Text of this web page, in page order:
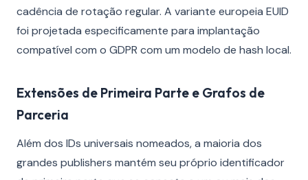
cadência de rotação regular. A variante europeia EUID
foi projetada especificamente para implantação
compatível com o GDPR com um modelo de hash local.
Extensões de Primeira Parte e Grafos de
Parceria
Além dos IDs universais nomeados, a maioria dos
grandes publishers mantém seu próprio identificador